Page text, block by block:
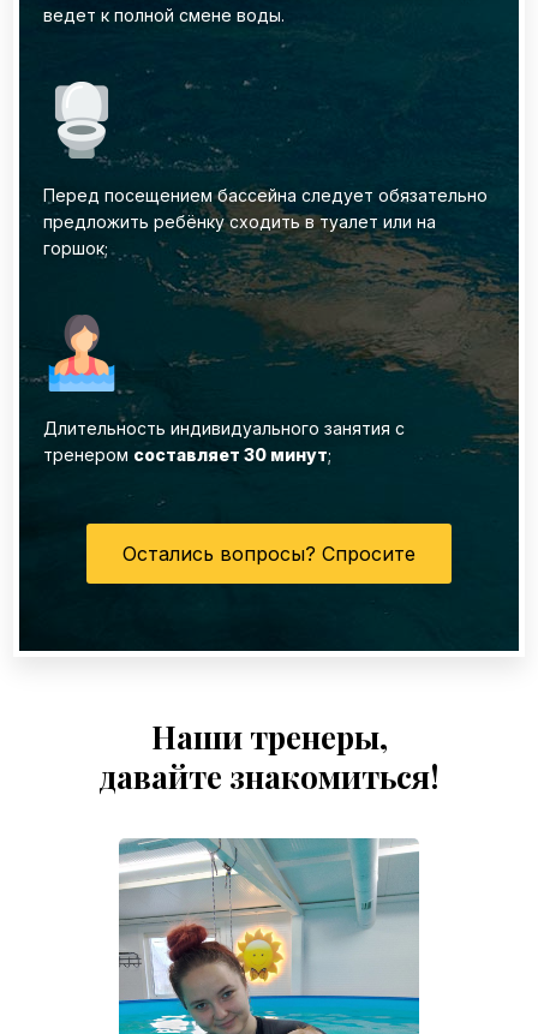
ведет к полной смене воды.
Перед посещением бассейна следует обязательно
предложить ребёнку сходить в туалет или на
горшок;
Длительность индивидуального занятия с
тренером составляет 30 минут;
Остались вопросы? Спросите
Наши тренеры,
давайте знакомиться!